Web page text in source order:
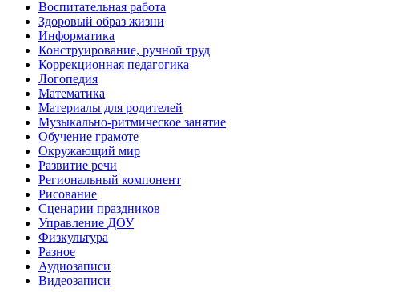
Воспитательная работа
Здоровый образ жизни
Информатика
Конструирование, ручной труд
Коррекционная педагогика
Логопедия
Математика
Материалы для родителей
Музыкально-ритмическое занятие
Обучение грамоте
Окружающий мир
Развитие речи
Региональный компонент
Рисование
Сценарии праздников
Управление ДОУ
Физкультура
Разное
Аудиозаписи
Видеозаписи